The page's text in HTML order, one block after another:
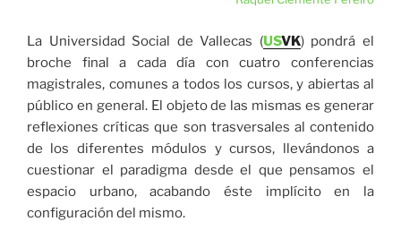
La Universidad Social de Vallecas (USVK) pondrá el
broche final a cada día con cuatro conferencias
magistrales, comunes a todos los cursos, y abiertas al
público en general. El objeto de las mismas es generar
reflexiones críticas que son trasversales al contenido
de los diferentes módulos y cursos, llevándonos a
cuestionar el paradigma desde el que pensamos el
espacio urbano, acabando éste implícito en la
configuración del mismo.